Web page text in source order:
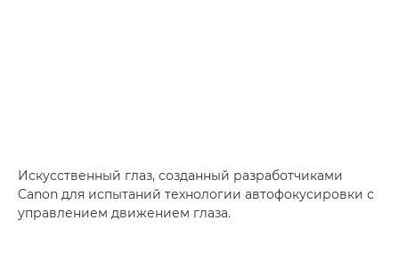
Искусственный глаз, созданный разработчиками
Canon для испытаний технологии автофокусировки с
управлением движением глаза.